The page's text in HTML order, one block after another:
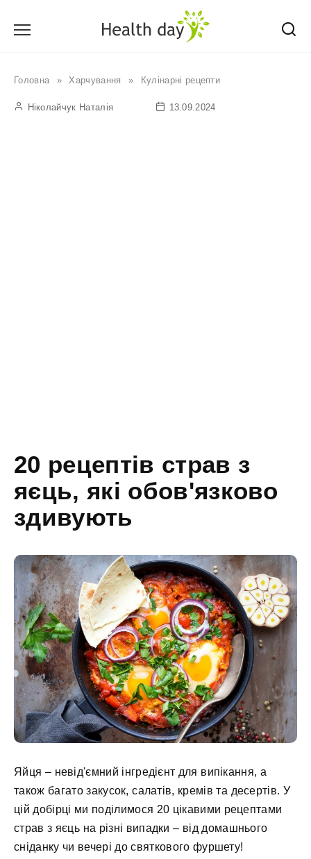
Головна » Харчування » Кулінарні рецепти
Ніколайчук Наталія 13.09.2024
20 рецептів страв з
яєць, які обов'язково
здивують
Яйця – невід'ємний інгредієнт для випікання, а
також багато закусок, салатів, кремів та десертів. У
цій добірці ми поділимося 20 цікавими рецептами
страв з яєць на різні випадки – від домашнього
сніданку чи вечері до святкового фуршету!